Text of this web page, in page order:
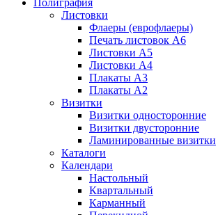
Листовки
Флаеры (еврофлаеры)
Печать листовок А6
Листовки А5
Листовки А4
Плакаты А3
Плакаты А2
Визитки
Визитки односторонние
Визитки двусторонние
Ламинированные визитки
Каталоги
Календари
Настольный
Квартальный
Карманный